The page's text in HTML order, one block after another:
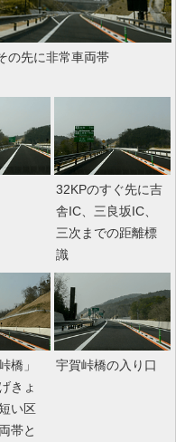
の先に非常車両帯
32KPのすぐ先に吉
舎IC、三良坂IC、
三次までの距離標
識
橋」
きょ
い区
帯と
宇賀峠橋の入り口